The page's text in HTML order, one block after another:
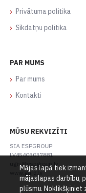
Privātuma politika
Sīkdatņu politika
PAR MUMS
Par mums
Kontakti
MŪSU REKVIZĪTI
SIA ESPGROUP
LV45403037881
ugis@espgroup.lv
www.gard.lv
Mājas lapā tiek
mājaslapas darbību,
plūsmu. Noklikšķiniet